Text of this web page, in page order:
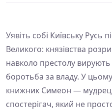
Уявіть собі Київську Русь
Великого: князівства
навколо престолу вирують
боротьба за владу. У
книжник Симеон —
спостерігач, який не